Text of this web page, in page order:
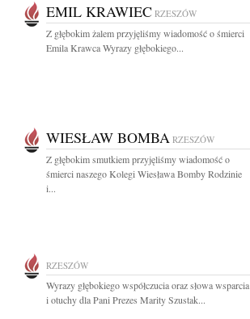
EMIL KRAWIEC RZESZÓW
Z głębokim żalem przyjęliśmy wiadomość o śmierci
Emila Krawca Wyrazy głębokiego...
WIESŁAW BOMBA RZESZÓW
Z głębokim smutkiem przyjęliśmy wiadomość o
śmierci naszego Kolegi Wiesława Bomby Rodzinie
i...
RZESZÓW
Wyrazy głębokiego współczucia oraz słowa wsparcia
i otuchy dla Pani Prezes Marity Szustak...